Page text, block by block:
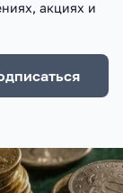
акциях и